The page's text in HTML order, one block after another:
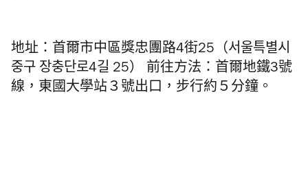
地址：首爾市中區獎忠團路4街25（서울특별시
중구 장충단로4길 25） 前往方法：首爾地鐵3號
線，東國大學站３號出口，步行約５分鐘。